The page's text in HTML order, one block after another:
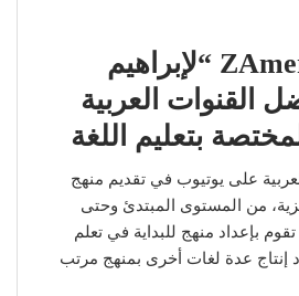
ZAmerican English “لإبراهيم
القنوات العربية
بتعليم اللغة
على يوتيوب في تقديم منهج
من المستوى المبتدئ وحتى
بإعداد منهج للبداية في تعلم
إنتاج عدة لغات أخرى بمنهج مرتب